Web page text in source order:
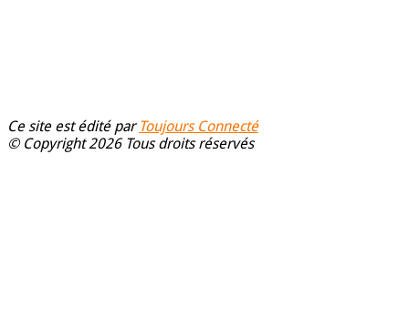
Ce site est édité par Toujours Connecté
© Copyright 2026 Tous droits réservés